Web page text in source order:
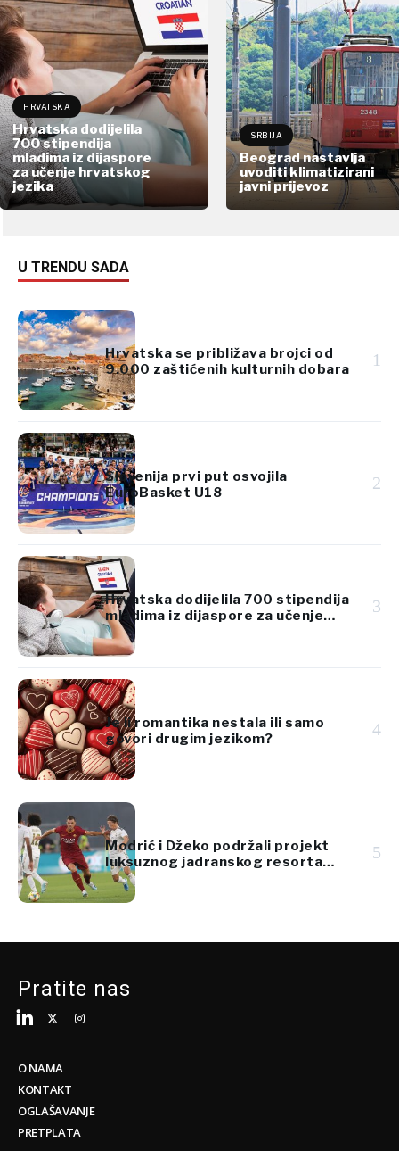
HRVATSKA
Hrvatska dodijelila
700 stipendija
mladima iz dijaspore
za učenje hrvatskog
jezika
SRBIJA
Beograd nastavlja
uvoditi klimatizirani
javni prijevoz
U TRENDU SADA
Hrvatska se približava brojci od
9.000 zaštićenih kulturnih dobara
1
Slovenija prvi put osvojila
EuroBasket U18
2
Hrvatska dodijelila 700 stipendija
mladima iz dijaspore za učenje
hrvatskog jezika
3
Je li romantika nestala ili samo
govori drugim jezikom?
4
Modrić i Džeko podržali projekt
luksuznog jadranskog resorta
vrijedan 920 milijuna eura
5
Pratite nas
O NAMA
KONTAKT
OGLAŠAVANJE
PRETPLATA